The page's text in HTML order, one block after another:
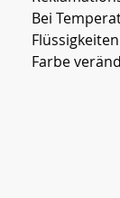
Bei
Farbe